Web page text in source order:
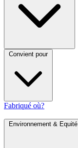
Convient pour
Fabriqué où?
Environnement & Equité